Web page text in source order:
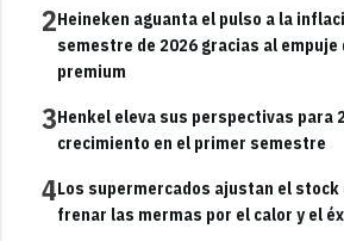
2Heineken aguanta el pulso a la
semestre de 2026 gracias al empuje
premium
3Henkel eleva sus perspectivas para
crecimiento en el primer semestre
4Los supermercados ajustan el stock
frenar las mermas por el calor y el